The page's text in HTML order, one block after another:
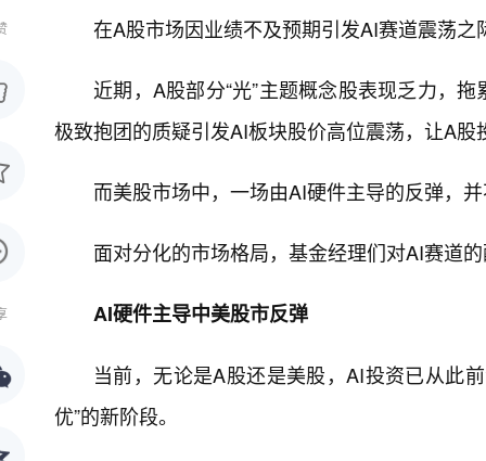
在A股市场因业绩不及预期引发AI赛道震荡
近期，A股部分“光”主题概念股表现乏力，
极致抱团的质疑引发AI板块股价高位震荡，让A
而美股市场中，一场由AI硬件主导的反弹，
面对分化的市场格局，基金经理们对AI赛道
AI硬件主导中美股市反弹
当前，无论是A股还是美股，AI投资已从此
优”的新阶段。